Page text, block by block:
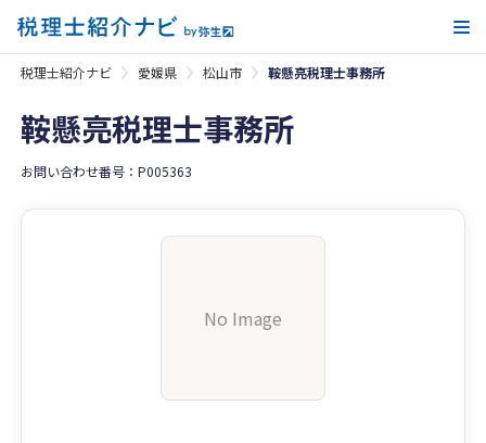
税理士紹介ナビ 愛媛県 松山市 鞍懸亮税理士事務所
鞍懸亮税理士事務所
お問い合わせ番号：P005363
No Image